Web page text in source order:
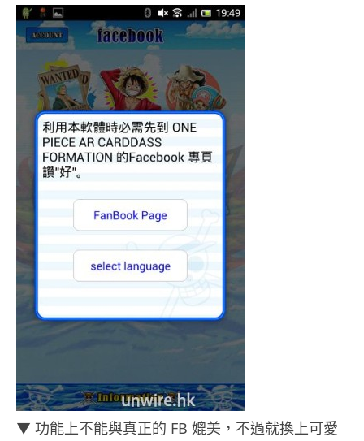
▼ 功能上不能與真正的 FB 媲美，不過就換上可愛